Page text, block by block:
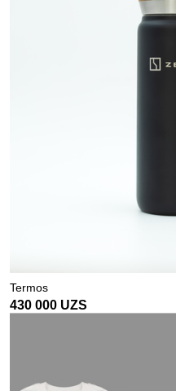
Termos
430 000 UZS